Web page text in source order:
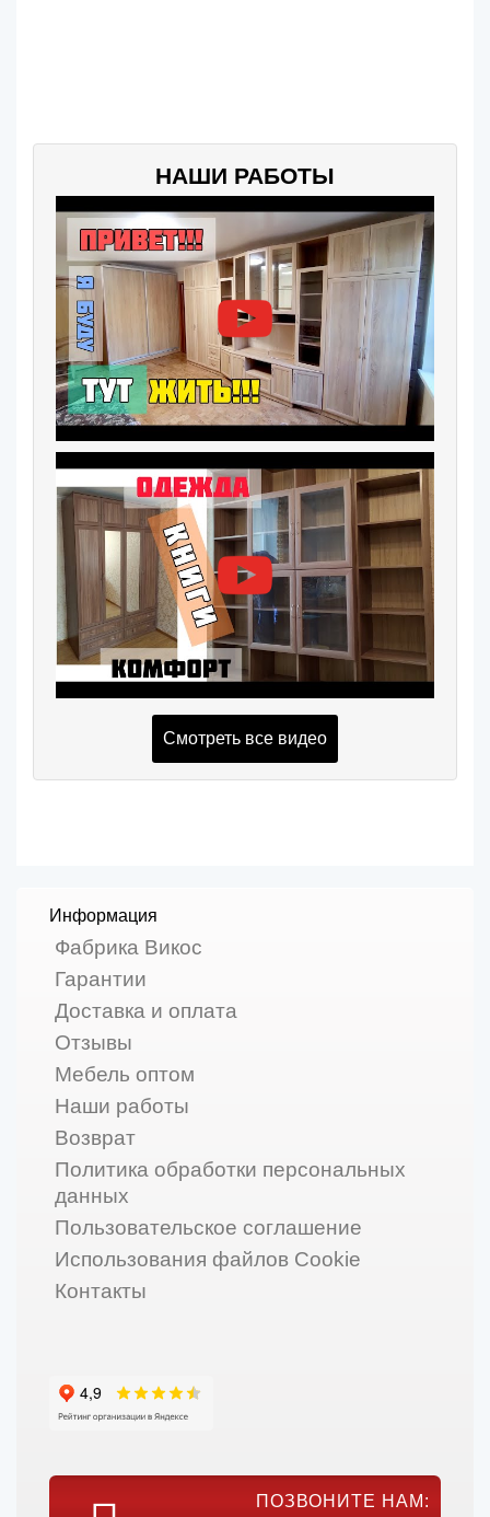
НАШИ РАБОТЫ
Смотреть все видео
Информация
Фабрика Викос
Гарантии
Доставка и оплата
Отзывы
Мебель оптом
Наши работы
Возврат
Политика обработки персональных
данных
Пользовательское соглашение
Использования файлов Cookie
Контакты
ПОЗВОНИТЕ НАМ: